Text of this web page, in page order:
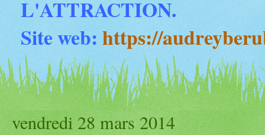
L'ATTRACTION.
Site web:https://
vendredi 28 mars 2014